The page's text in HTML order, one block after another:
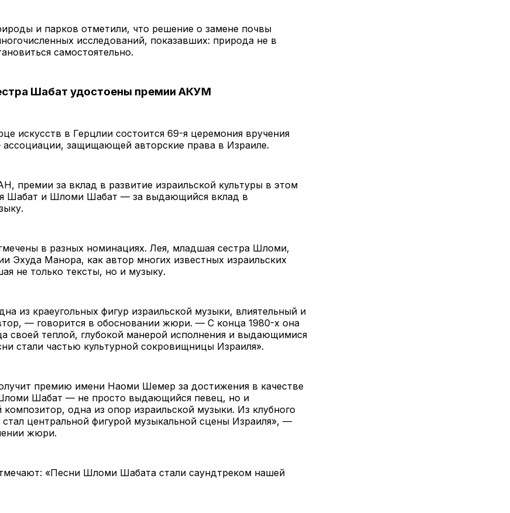
и парков отметили, что решение о замене почвы
исследований, показавших: природа не в
самостоятельно.
Шабат удостоены премии АКУМ
искусств в Герцлии состоится 69-я церемония вручения
защищающей авторские права в Израиле.
премии за вклад в развитие израильской культуры в этом
Шабат и Шломи Шабат — за выдающийся вклад в
в разных номинациях. Лея, младшая сестра Шломи,
Эхуда Манора, как автор многих известных израильских
не только тексты, но и музыку.
из краеугольных фигур израильской музыки, влиятельный и
— говорится в обосновании жюри. — С конца 1980-х она
своей теплой, глубокой манерой исполнения и выдающимися
стали частью культурной сокровищницы Израиля».
премию имени Наоми Шемер за достижения в качестве
Шабат — не просто выдающийся певец, но и
композитор, одна из опор израильской музыки. Из клубного
центральной фигурой музыкальной сцены Израиля», —
жюри.
«Песни Шломи Шабата стали саундтреком нашей